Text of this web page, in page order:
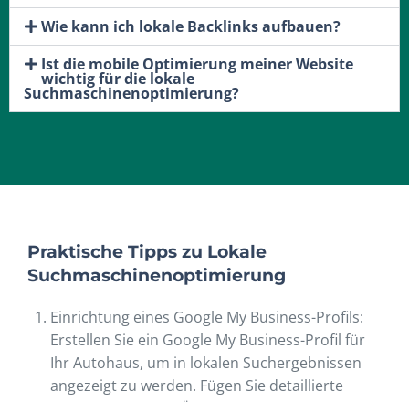
Wie kann ich lokale Backlinks aufbauen?
Ist die mobile Optimierung meiner Website
wichtig für die lokale
Suchmaschinenoptimierung?
Praktische Tipps zu Lokale
Suchmaschinenoptimierung
Einrichtung eines Google My Business-Profils:
Erstellen Sie ein Google My Business-Profil für
Ihr Autohaus, um in lokalen Suchergebnissen
angezeigt zu werden. Fügen Sie detaillierte